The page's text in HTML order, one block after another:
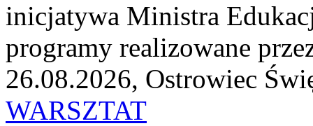
inicjatywa Ministra
programy realizowane
26.08.2026, Ostrowiec
WARSZTAT